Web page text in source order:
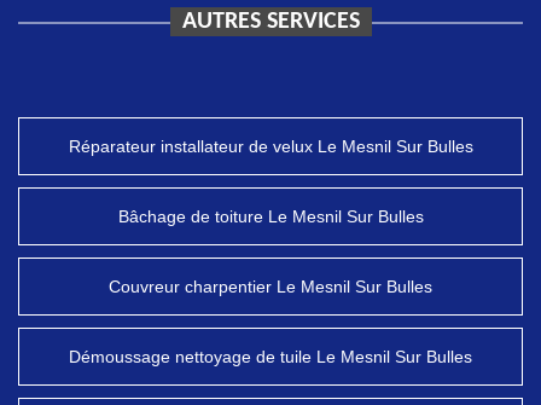
AUTRES SERVICES
Réparateur installateur de velux Le Mesnil Sur Bulles
Bâchage de toiture Le Mesnil Sur Bulles
Couvreur charpentier Le Mesnil Sur Bulles
Démoussage nettoyage de tuile Le Mesnil Sur Bulles